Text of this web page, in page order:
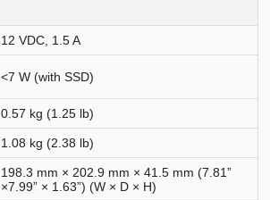
12 VDC, 1.5 A
<7 W (with SSD)
0.57 kg (1.25 lb)
1.08 kg (2.38 lb)
198.3 mm × 202.9 mm × 41.5 mm (7.81”
×7.99” × 1.63”) (W × D × H)